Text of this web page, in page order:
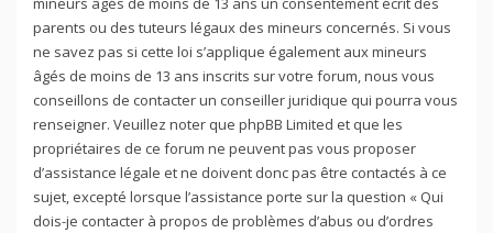
parents ou des tuteurs légaux des mineurs concernés. Si vous
ne savez pas si cette loi s’applique également aux mineurs
âgés de moins de 13 ans inscrits sur votre forum, nous vous
conseillons de contacter un conseiller juridique qui pourra vous
renseigner. Veuillez noter que phpBB Limited et que les
propriétaires de ce forum ne peuvent pas vous proposer
d’assistance légale et ne doivent donc pas être contactés à ce
sujet, excepté lorsque l’assistance porte sur la question « Qui
dois-je contacter à propos de problèmes d’abus ou d’ordres